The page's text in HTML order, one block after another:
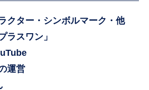
クター・シンボルマーク・他
ラスワン」
運営